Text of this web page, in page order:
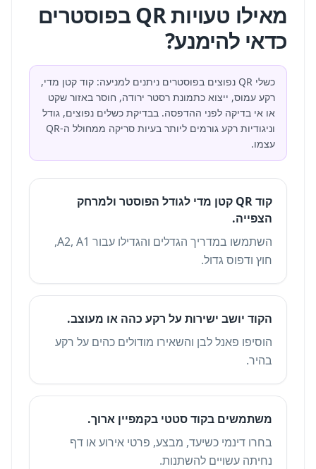
מאילו טעויות QR בפוסטרים
כדאי להימנע?
כשלי QR נפוצים בפוסטרים ניתנים למניעה: קוד קטן מדי,
רקע עמוס, ייצוא כתמונת רסטר ירודה, חוסר באזור שקט
או אי בדיקה לפני ההדפסה. בבדיקת כשלים נפוצים, גודל
וניגודיות רקע גורמים ליותר בעיות סריקה ממחולל ה-QR
עצמו.
קוד QR קטן מדי לגודל הפוסטר ולמרחק
הצפייה.
השתמשו במדריך הגדלים והגדילו עבור A2, A1,
חוץ ודפוס גדול.
הקוד יושב ישירות על רקע כהה או מעוצב.
הוסיפו פאנל לבן והשאירו מודולים כהים על רקע
בהיר.
משתמשים בקוד סטטי בקמפיין ארוך.
בחרו דינמי כשיעד, מבצע, פרטי אירוע או דף
נחיתה עשויים להשתנות.